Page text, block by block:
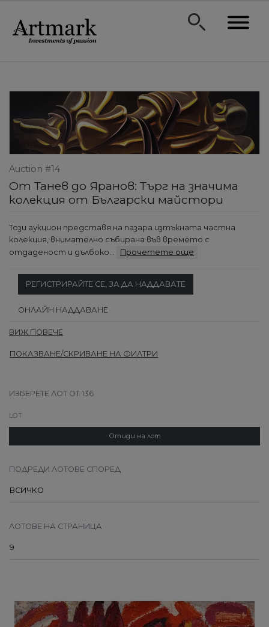
Auction #14
От Танев до Яранов: Търг на значима
колекция от Български майстори
Този аукцион представя на пазара изтъкната частна
колекция, внимателно събирана във времето с
отдаденост и дълбоко…
Прочетете още
РЕГИСТРИРАЙТЕ СЕ, ЗА ДА НАДДАВАТЕ
ОНЛАЙН НАДДАВАНЕ
ВИЖ ПОВЕЧЕ
ПОКАЗВАНЕ/СКРИВАНЕ НА ФИЛТРИ
ИЗБЕРЕТЕ ЛОТ ОТ 136
Отиди на лот
ПОДРЕДИ ЛОТОВЕ СПОРЕД
ЛОТОВЕ НА СТРАНИЦА